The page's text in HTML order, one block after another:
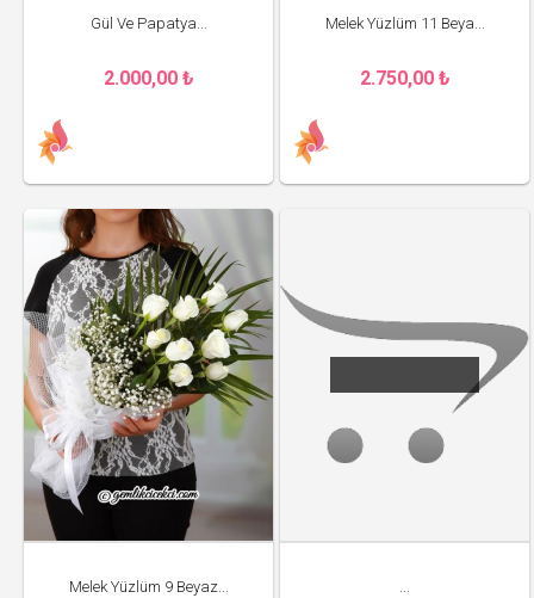
Gül Ve Papatya...
2.000,00 ₺
Melek Yüzlüm 11 Beya...
2.750,00 ₺
Melek Yüzlüm 9 Beyaz... ...